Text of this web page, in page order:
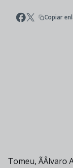
Copiar
Tomeu,